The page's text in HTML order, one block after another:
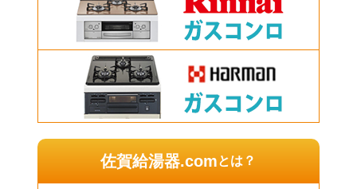
佐賀給湯器.comとは？